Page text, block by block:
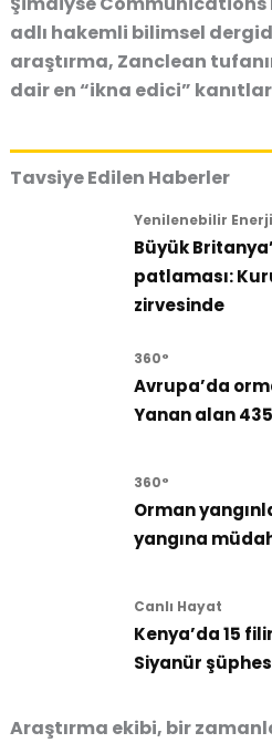
adlı hakemli bilimsel
araştırma, Zanclean
dair en “ikna edici”
Tavsiye Edilen Haberler
Yenilenebilir Enerji
Büyük
patlaması:
zirvesinde
360°
Avrupa’da
Yanan alan
360°
Orman
yangına
Canlı Hayat
Kenya’da 15
Siyanür
Araştırma ekibi, bir